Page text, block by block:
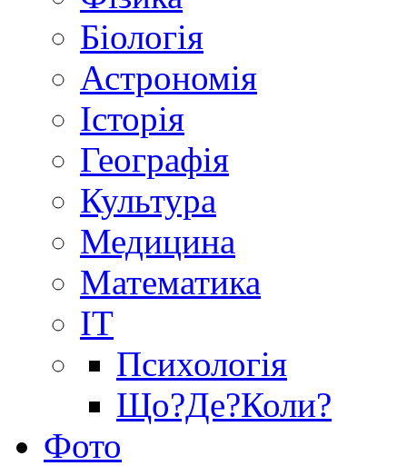
Біологія
Астрономія
Історія
Географія
Культура
Медицина
Математика
IT
Психологія
Що?Де?Коли?
Фото